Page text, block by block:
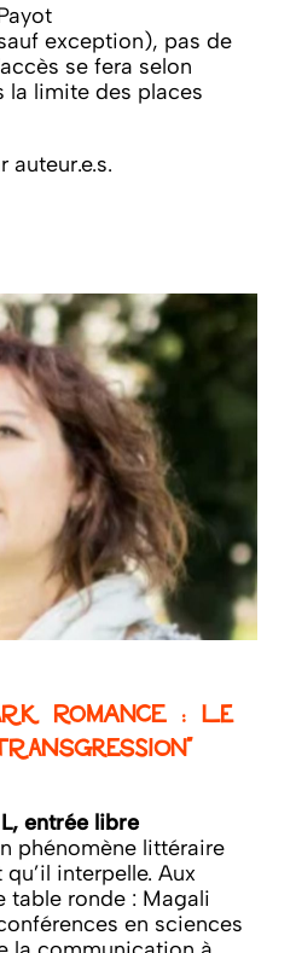
exception), pas de
se fera selon
la limite des places
auteur.e.s.
Romance : le
entrée libre
phénomène littéraire
interpelle. Aux
table ronde : Magali
en sciences